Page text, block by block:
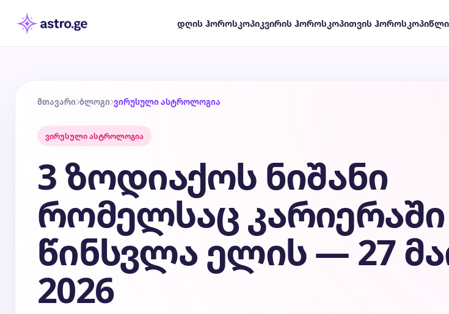
დღის ჰოროსკოპიკვირის ჰოროსკოპითვის ჰოროსკოპი
მთავარი ბლოგი ვირუსული ასტროლოგია
ვირუსული ასტროლოგია
3 ზოდიაქოს ნიშანი
რომელსაც კარიერაში
წინსვლა ელის — 27
2026